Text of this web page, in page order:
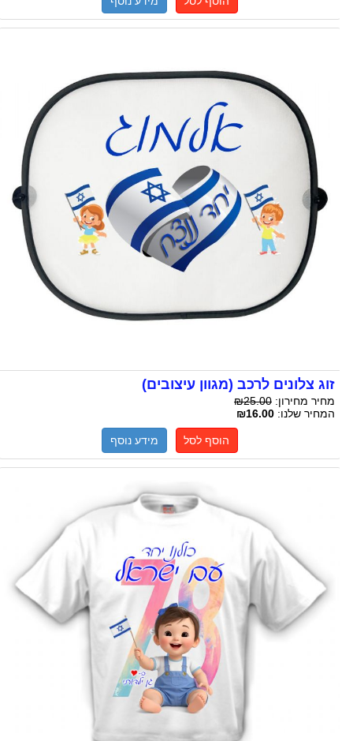
זוג צלונים לרכב (מגוון עיצובים)
מחיר מחירון:₪25.00
המחיר שלנו:₪16.00
הוסף לסל מידע נוסף